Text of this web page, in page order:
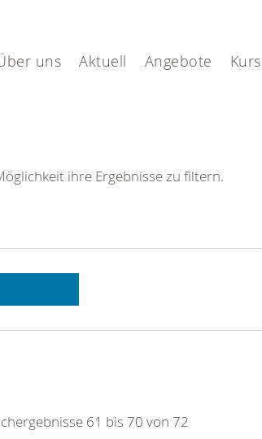
uns Aktuell Angebote
ihre Ergebnisse zu filtern.
61 bis 70 von 72